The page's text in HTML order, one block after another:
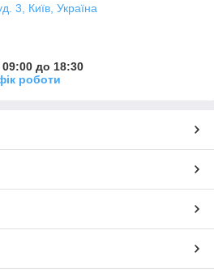
комерційних
ISO 09001. Крім цього,
визнаний у Європі знак
3, Київ, Україна
до 18:30
роботи